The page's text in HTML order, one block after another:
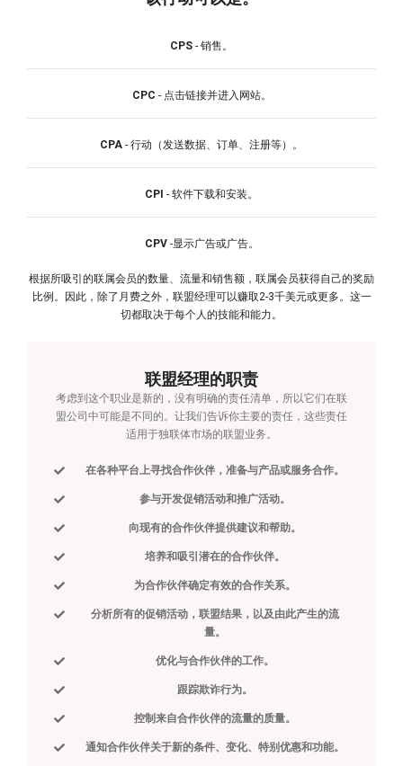
CPS - 销售。
CPC - 点击链接并进入网站。
CPA - 行动（发送数据、订单、注册等）。
CPI - 软件下载和安装。
CPV -显示广告或广告。
根据所吸引的联属会员的数量、流量和销售额，联属会员获得自己的奖励
比例。因此，除了月费之外，联盟经理可以赚取2-3千美元或更多。这一
切都取决于每个人的技能和能力。
联盟经理的职责
考虑到这个职业是新的，没有明确的责任清单，所以它们在联
盟公司中可能是不同的。让我们告诉你主要的责任，这些责任
适用于独联体市场的联盟业务。
在各种平台上寻找合作伙伴，准备与产品或服务合作。
参与开发促销活动和推广活动。
向现有的合作伙伴提供建议和帮助。
培养和吸引潜在的合作伙伴。
为合作伙伴确定有效的合作关系。
分析所有的促销活动，联盟结果，以及由此产生的流
量。
优化与合作伙伴的工作。
跟踪欺诈行为。
控制来自合作伙伴的流量的质量。
通知合作伙伴关于新的条件、变化、特别优惠和功能。